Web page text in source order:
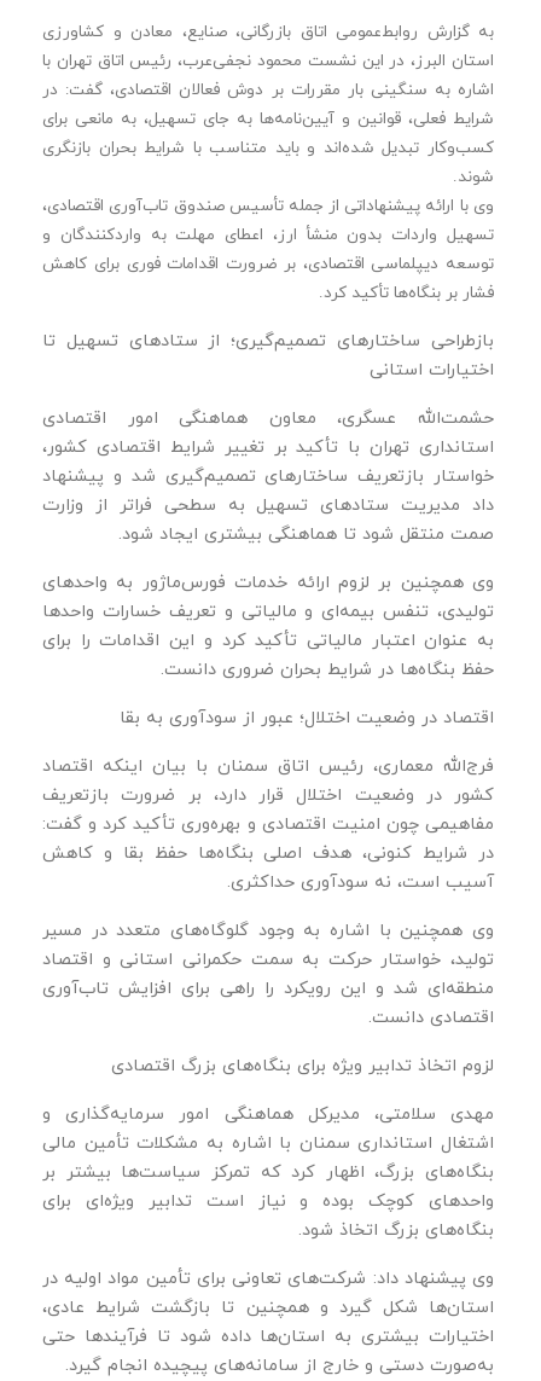
به گزارش روابط‌عمومی اتاق بازرگانی، صنایع، معادن و کشاورزی
استان البرز، در این نشست محمود نجفی‌عرب، رئیس اتاق تهران با
اشاره به سنگینی بار مقررات بر دوش فعالان اقتصادی، گفت: در
شرایط فعلی، قوانین و آیین‌نامه‌ها به جای تسهیل، به مانعی برای
کسب‌وکار تبدیل شده‌اند و باید متناسب با شرایط بحران بازنگری
شوند.
وی با ارائه پیشنهاداتی از جمله تأسیس صندوق تاب‌آوری اقتصادی،
تسهیل واردات بدون منشأ ارز، اعطای مهلت به واردکنندگان و
توسعه دیپلماسی اقتصادی، بر ضرورت اقدامات فوری برای کاهش
فشار بر بنگاه‌ها تأکید کرد.
بازطراحی ساختارهای تصمیم‌گیری؛ از ستادهای تسهیل تا
اختیارات استانی
حشمت‌الله عسگری، معاون هماهنگی امور اقتصادی
استانداری تهران با تأکید بر تغییر شرایط اقتصادی کشور،
خواستار بازتعریف ساختارهای تصمیم‌گیری شد و پیشنهاد
داد مدیریت ستادهای تسهیل به سطحی فراتر از وزارت
صمت منتقل شود تا هماهنگی بیشتری ایجاد شود.
وی همچنین بر لزوم ارائه خدمات فورس‌ماژور به واحدهای
تولیدی، تنفس بیمه‌ای و مالیاتی و تعریف خسارات واحدها
به‌ عنوان اعتبار مالیاتی تأکید کرد و این اقدامات را برای
حفظ بنگاه‌ها در شرایط بحران ضروری دانست.
اقتصاد در وضعیت اختلال؛ عبور از سودآوری به بقا
فرج‌الله معماری، رئیس اتاق سمنان با بیان اینکه اقتصاد
کشور در وضعیت اختلال قرار دارد، بر ضرورت بازتعریف
مفاهیمی چون امنیت اقتصادی و بهره‌وری تأکید کرد و گفت:
در شرایط کنونی، هدف اصلی بنگاه‌ها حفظ بقا و کاهش
آسیب است، نه سودآوری حداکثری.
وی همچنین با اشاره به وجود گلوگاه‌های متعدد در مسیر
تولید، خواستار حرکت به سمت حکمرانی استانی و اقتصاد
منطقه‌ای شد و این رویکرد را راهی برای افزایش تاب‌آوری
اقتصادی دانست.
لزوم اتخاذ تدابیر ویژه برای بنگاه‌های بزرگ اقتصادی
مهدی سلامتی، مدیرکل هماهنگی امور سرمایه‌گذاری و
اشتغال استانداری سمنان با اشاره به مشکلات تأمین مالی
بنگاه‌های بزرگ، اظهار کرد که تمرکز سیاست‌ها بیشتر بر
واحدهای کوچک بوده و نیاز است تدابیر ویژه‌ای برای
بنگاه‌های بزرگ اتخاذ شود.
وی پیشنهاد داد: شرکت‌های تعاونی برای تأمین مواد اولیه در
استان‌ها شکل گیرد و همچنین تا بازگشت شرایط عادی،
اختیارات بیشتری به استان‌ها داده شود تا فرآیندها حتی
به‌صورت دستی و خارج از سامانه‌های پیچیده انجام گیرد.